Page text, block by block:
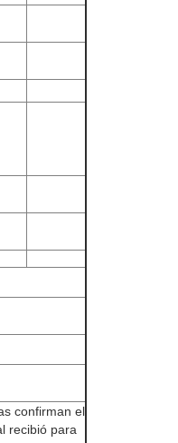
confirman el
recibió para